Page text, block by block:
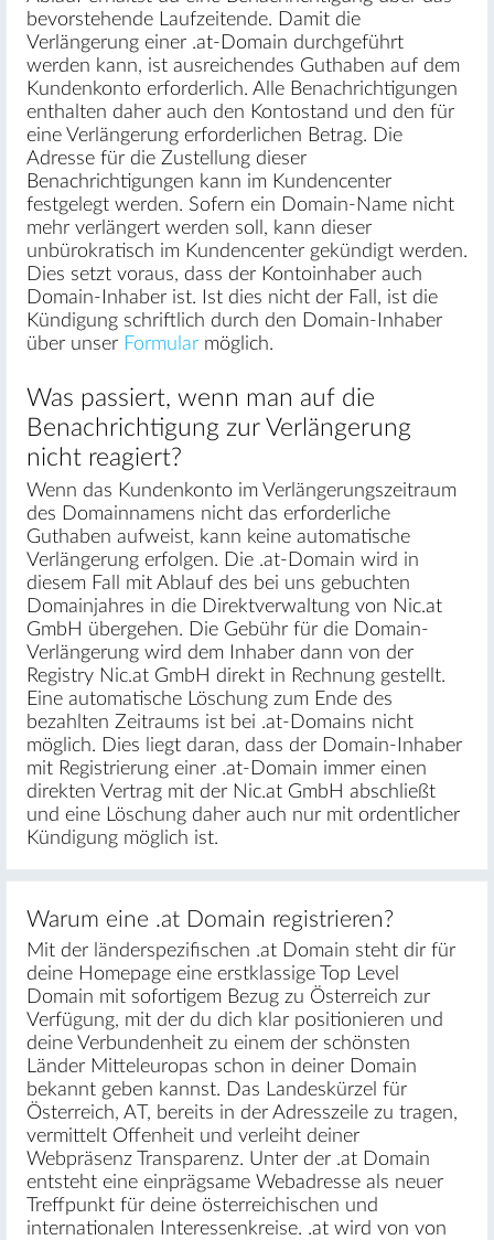
bevorstehende Laufzeitende. Damit die
Verlängerung einer .at-Domain durchgeführt
werden kann, ist ausreichendes Guthaben auf dem
Kundenkonto erforderlich. Alle Benachrichtigungen
enthalten daher auch den Kontostand und den für
eine Verlängerung erforderlichen Betrag. Die
Adresse für die Zustellung dieser
Benachrichtigungen kann im Kundencenter
festgelegt werden. Sofern ein Domain-Name nicht
mehr verlängert werden soll, kann dieser
unbürokratisch im Kundencenter gekündigt werden.
Dies setzt voraus, dass der Kontoinhaber auch
Domain-Inhaber ist. Ist dies nicht der Fall, ist die
Kündigung schriftlich durch den Domain-Inhaber
über unser Formularmöglich.
Was passiert, wenn man auf die
Benachrichtigung zur Verlängerung
nicht reagiert?
Wenn das Kundenkonto im Verlängerungszeitraum
des Domainnamens nicht das erforderliche
Guthaben aufweist, kann keine automatische
Verlängerung erfolgen. Die .at-Domain wird in
diesem Fall mit Ablauf des bei uns gebuchten
Domainjahres in die Direktverwaltung von Nic.at
GmbH übergehen. Die Gebühr für die Domain-
Verlängerung wird dem Inhaber dann von der
Registry Nic.at GmbH direkt in Rechnung gestellt.
Eine automatische Löschung zum Ende des
bezahlten Zeitraums ist bei .at-Domains nicht
möglich. Dies liegt daran, dass der Domain-Inhaber
mit Registrierung einer .at-Domain immer einen
direkten Vertrag mit der Nic.at GmbH abschließt
und eine Löschung daher auch nur mit ordentlicher
Kündigung möglich ist.
Warum eine .at Domain registrieren?
Mit der länderspezifischen .at Domain steht dir für
deine Homepage eine erstklassige Top Level
Domain mit sofortigem Bezug zu Österreich zur
Verfügung, mit der du dich klar positionieren und
deine Verbundenheit zu einem der schönsten
Länder Mitteleuropas schon in deiner Domain
bekannt geben kannst. Das Landeskürzel für
Österreich, AT, bereits in der Adresszeile zu tragen,
vermittelt Offenheit und verleiht deiner
Webpräsenz Transparenz. Unter der .at Domain
entsteht eine einprägsame Webadresse als neuer
Treffpunkt für deine österreichischen und
internationalen Interessenkreise. .at wird von von